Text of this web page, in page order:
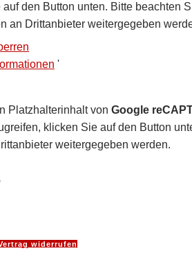
auf den Button unten. Bitte beachten
an Drittanbieter weitergegeben
'
Platzhalterinhalt von Google
klicken Sie auf den Button
weitergegeben werden.
widerrufen